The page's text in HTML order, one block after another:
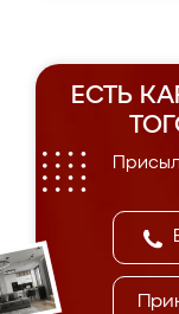
ЕСТЬ